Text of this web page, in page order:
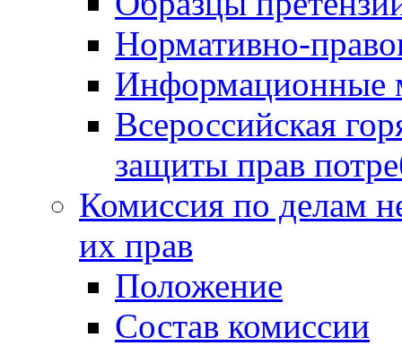
Нормативно-
Информационные
Всероссийская
защиты прав
Комиссия по делам
их прав
Положение
Состав комиссии